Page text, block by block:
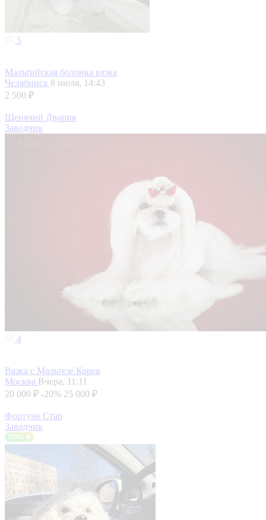
5
Мальтийская болонка вязка
Челябинск 8 июля, 14:43
2 500 ₽
Щенячий Дворик
Заводчик
4
Вязка с Мальтезе Корея
Москва Вчера, 11:11
20 000 ₽ -20% 25 000 ₽
Фортуне Стар
Заводчик